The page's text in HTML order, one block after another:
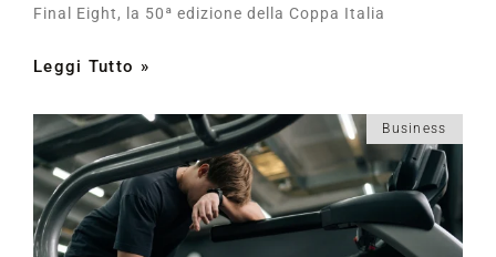
Final Eight, la 50ª edizione della Coppa Italia
Leggi Tutto »
Business